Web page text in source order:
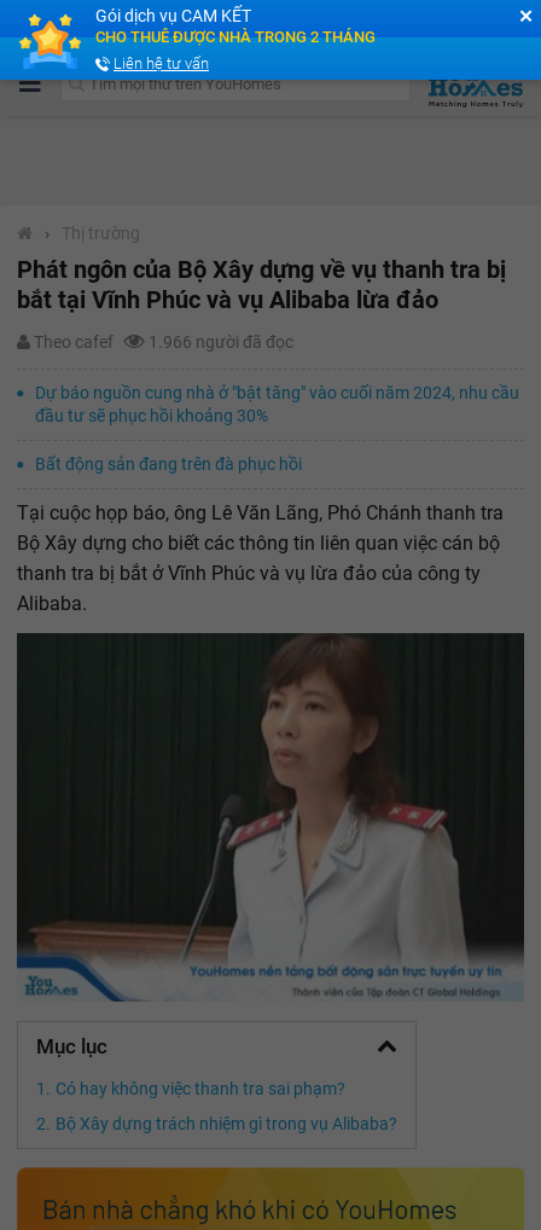
Cộng đồng Môi giới bPRO
› Thị trường
Phát ngôn của Bộ Xây dựng về vụ thanh tra bị
bắt tại Vĩnh Phúc và vụ Alibaba lừa đảo
Theo cafef 1.966 người đã đọc
Dự báo nguồn cung nhà ở "bật tăng" vào cuối năm 2024, nhu cầu
đầu tư sẽ phục hồi khoảng 30%
Bất động sản đang trên đà phục hồi
Tại cuộc họp báo, ông Lê Văn Lãng, Phó Chánh thanh tra
Bộ Xây dựng cho biết các thông tin liên quan việc cán bộ
thanh tra bị bắt ở Vĩnh Phúc và vụ lừa đảo của công ty
Alibaba.
Mục lục
Có hay không việc thanh tra sai phạm?
Bộ Xây dựng trách nhiệm gì trong vụ Alibaba?
✕
Gói dịch vụ CAM KẾT
CHO THUÊ ĐƯỢC NHÀ TRONG 2 THÁNG
Liên hệ tư vấn